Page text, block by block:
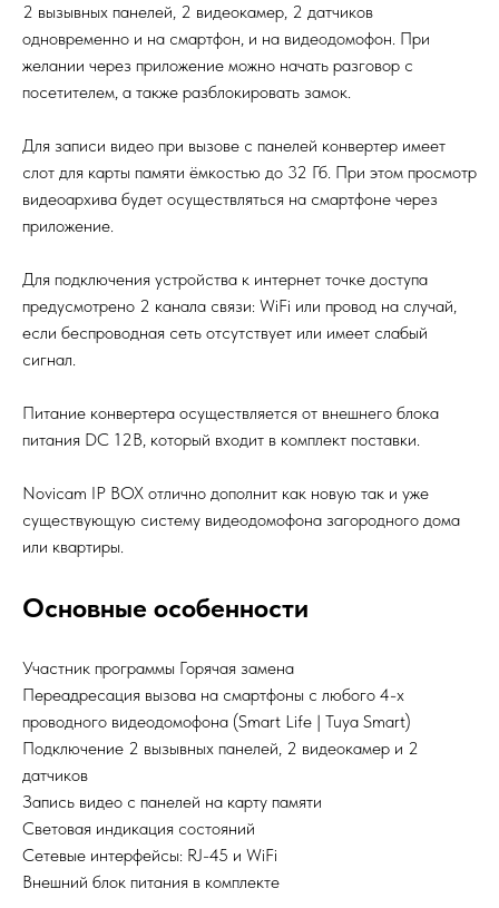
2 вызывных панелей, 2 видеокамер, 2 датчиков
одновременно и на смартфон, и на видеодомофон. При
желании через приложение можно начать разговор с
посетителем, а также разблокировать замок.
Для записи видео при вызове с панелей конвертер имеет
слот для карты памяти ёмкостью до 32 Гб. При этом просмотр
видеоархива будет осуществляться на смартфоне через
приложение.
Для подключения устройства к интернет точке доступа
предусмотрено 2 канала связи: WiFi или провод на случай,
если беспроводная сеть отсутствует или имеет слабый
сигнал.
Питание конвертера осуществляется от внешнего блока
питания DC 12В, который входит в комплект поставки.
Novicam IP BOX отлично дополнит как новую так и уже
существующую систему видеодомофона загородного дома
или квартиры.
Основные особенности
Участник программы Горячая замена
Переадресация вызова на смартфоны с любого 4-х
проводного видеодомофона (Smart Life | Tuya Smart)
Подключение 2 вызывных панелей, 2 видеокамер и 2
датчиков
Запись видео с панелей на карту памяти
Световая индикация состояний
Сетевые интерфейсы: RJ-45 и WiFi
Внешний блок питания в комплекте